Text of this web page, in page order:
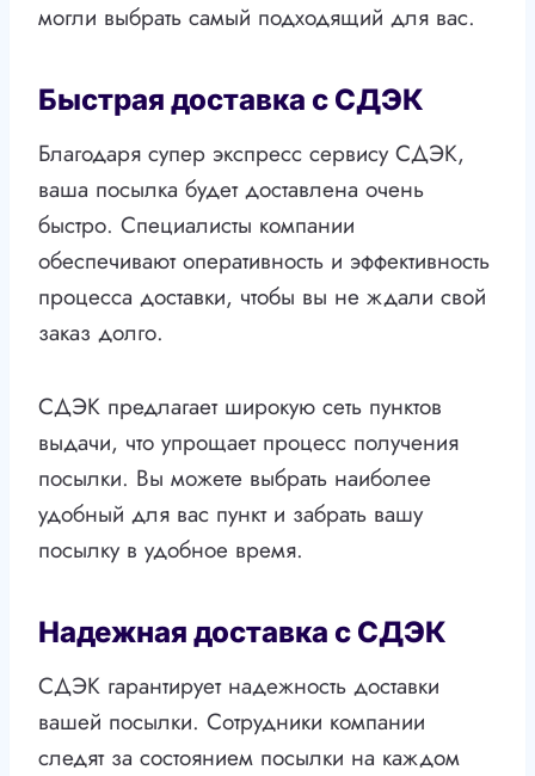
могли выбрать самый подходящий для вас.
Быстрая доставка с СДЭК
Благодаря супер экспресс сервису СДЭК,
ваша посылка будет доставлена очень
быстро. Специалисты компании
обеспечивают оперативность и эффективность
процесса доставки, чтобы вы не ждали свой
заказ долго.
СДЭК предлагает широкую сеть пунктов
выдачи, что упрощает процесс получения
посылки. Вы можете выбрать наиболее
удобный для вас пункт и забрать вашу
посылку в удобное время.
Надежная доставка с СДЭК
СДЭК гарантирует надежность доставки
вашей посылки. Сотрудники компании
следят за состоянием посылки на каждом